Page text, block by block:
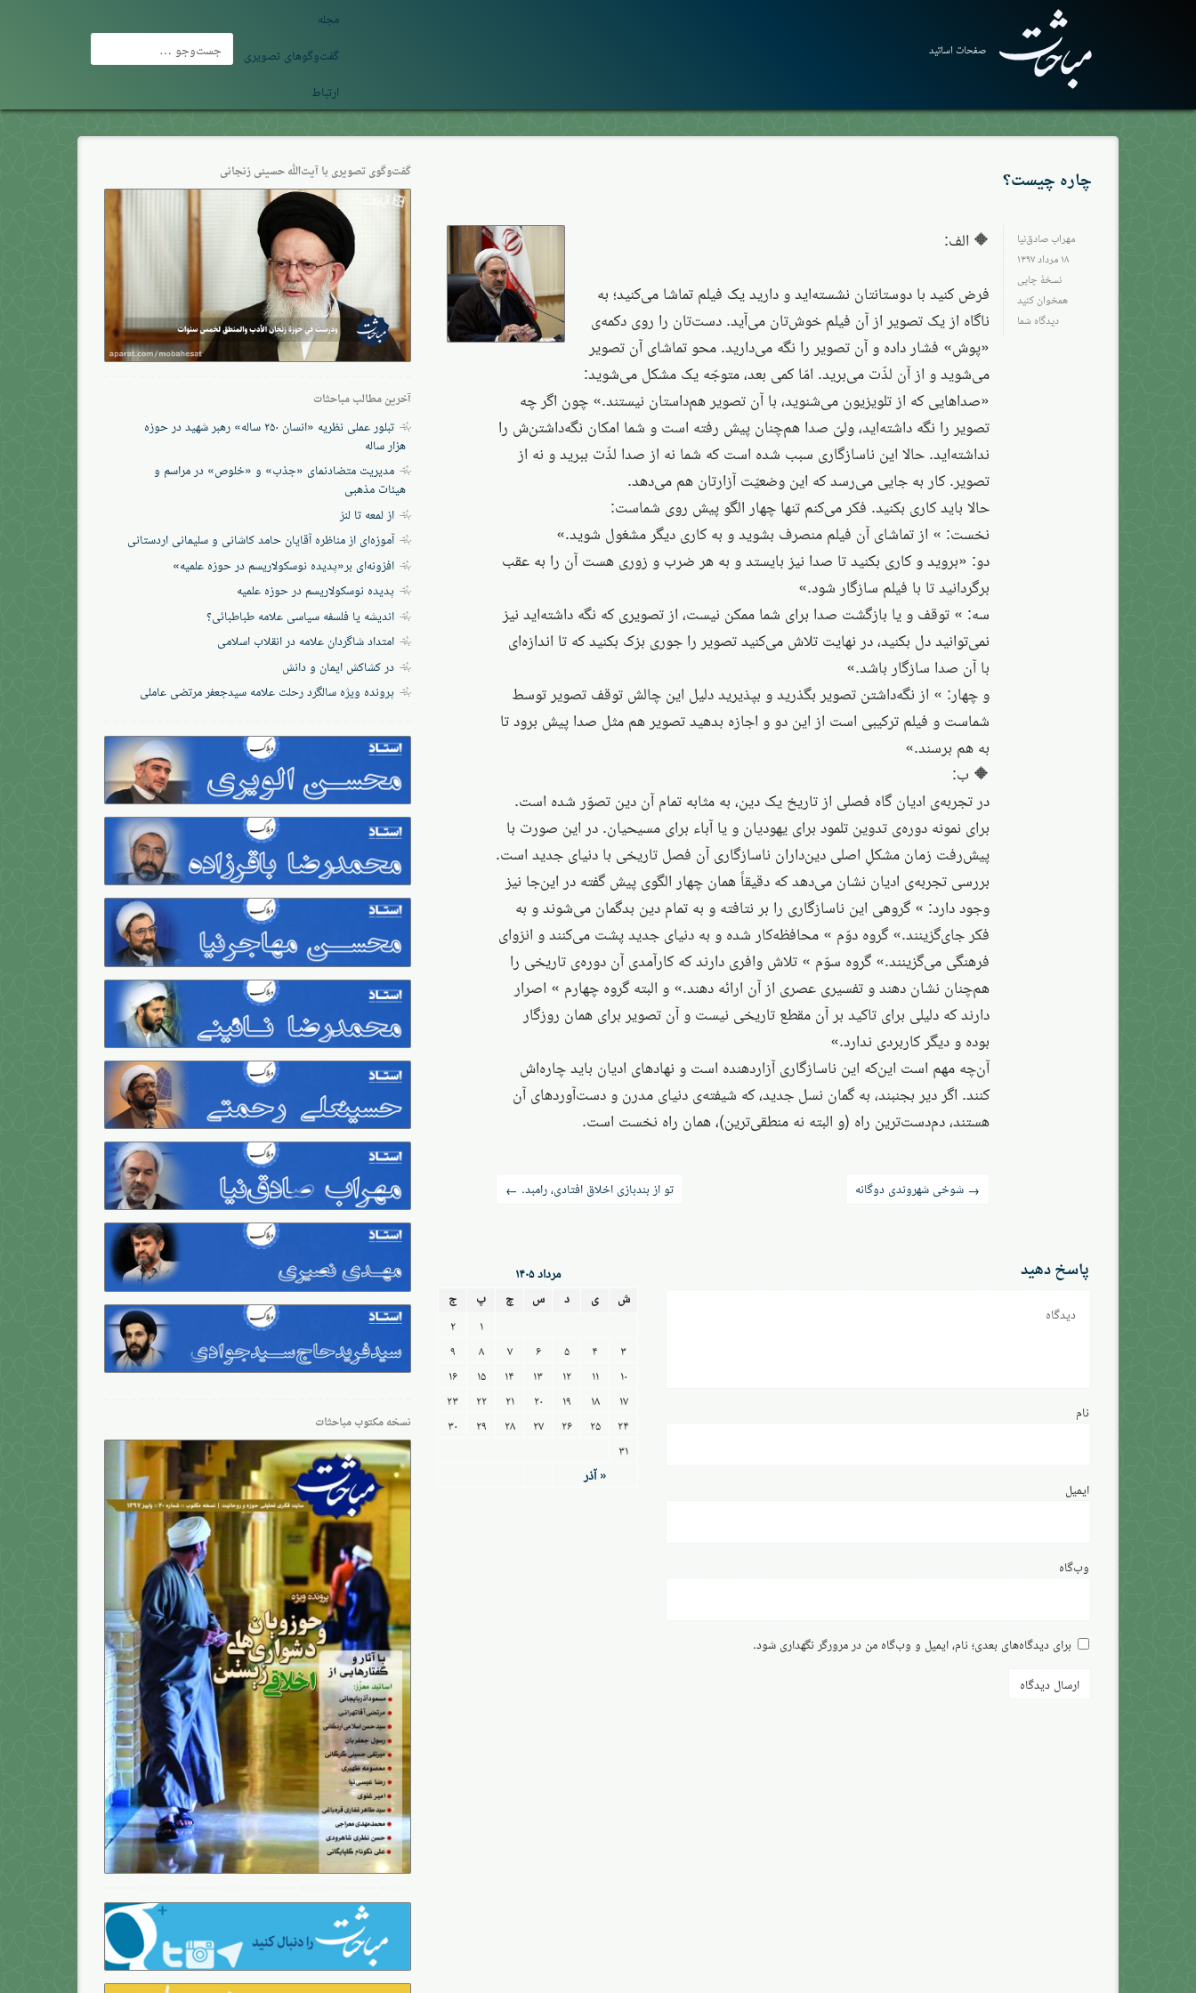
صفحات اساتید
برای:
مجله
گفت‌وگوهای تصویری
ارتباط
چاره چیست؟
مهراب صادق‌نیا
۱۸ مرداد ۱۳۹۷
نسخهٔ چاپی
همخوان کنید
دیدگاه شما
🔶 الف:
فرض کنید با دوستانتان نشسته‌اید و دارید یک فیلم تماشا می‌کنید؛ به
ناگاه از یک تصویر از آن فیلم خوش‌تان می‌آید. دست‌تان را روی دکمه‌ی
«پوش» فشار داده و آن تصویر را نگه می‌دارید. محو تماشای آن تصویر
می‌شوید و از آن لذّت می‌برید. امّا کمی بعد، متوجّه یک مشکل می‌شوید:
«صداهایی که از تلویزیون می‌شنوید، با آن تصویر هم‌داستان نیستند.» چون اگر چه
تصویر را نگه داشته‌اید، ولیّ صدا هم‌چنان پیش رفته است و شما امکان نگه‌داشتن‌ش را
نداشته‌اید. حالا این ناسازگاری سبب شده است که شما نه از صدا لذّت ببرید و نه از
تصویر. کار به جایی می‌رسد که این وضعیّت آزارتان هم می‌دهد.
حالا باید کاری بکنید. فکر می‌کنم تنها چهار الگو پیش روی شماست:
نخست: » از تماشای آن فیلم منصرف بشوید و به کاری دیگر مشغول شوید.»
دو: «بروید و کاری بکنید تا صدا نیز بایستد و به هر ضرب و زوری هست آن را به عقب
برگردانید تا با فیلم سازگار شود.»
سه: » توقف و یا بازگشت صدا برای شما ممکن نیست، از تصویری که نگه داشته‌اید نیز
نمی‌توانید دل بکنید، در نهایت تلاش می‌کنید تصویر را جوری بزک بکنید که تا اندازه‌ای
با آن صدا سازگار باشد.»
و چهار: » از نگه‌داشتن تصویر بگذرید و بپذیرید دلیل این چالش توقف تصویر توسط
شماست و فیلم ترکیبی است از این دو و اجازه بدهید تصویر هم مثل صدا پیش برود تا
به هم برسند.»
🔶 ب:
در تجربه‌ی ادیان گاه فصلی از تاریخ یک دین، به مثابه تمام آن دین تصوّر شده است.
برای نمونه دوره‌ی تدوین تلمود برای یهودیان و یا آباء برای مسیحیان. در این صورت با
پیش‌رفت زمان مشکلِ اصلی دین‌داران ناسازگاری آن فصل تاریخی با دنیای جدید است.
بررسی تجربه‌ی ادیان نشان می‌دهد که دقیقاً همان چهار الگوی پیش گفته در این‌جا نیز
وجود دارد: » گروهی این ناسازگاری را بر نتافته و به تمام دین بدگمان می‌شوند و به
فکر جای‌گزینند.» گروه دوّم » محافظه‌کار شده و به دنیای جدید پشت می‌کنند و انزوای
فرهنگی می‌گزینند.» گروه سوّم » تلاش وافری دارند که کارآمدی آن دوره‌ی تاریخی را
هم‌چنان نشان دهند و تفسیری عصری از آن ارائه دهند.» و البته گروه چهارم » اصرار
دارند که دلیلی برای تاکید بر آن مقطع تاریخی نیست و آن تصویر برای همان روزگار
بوده و دیگر کاربردی ندارد.»
آن‌چه مهم است این‌که این ناسازگاری آزار‌دهنده است و نهادهای ادیان باید چاره‌اش
کنند. اگر دیر بجنبند، به گمان نسل جدید، که شیفته‌ی دنیای مدرن و دست‌آوردهای آن
هستند، دم‌دست‌ترین راه (و البته نه منطقی‌ترین)، همان راه نخست است.
راه‌بری
→ شوخی شهروندی دوگانه تو از بندبازی اخلاق افتادی، رامبد. ←
پاسخ دهید
نام
ایمیل
وب‌گاه
برای دیدگاه‌های بعدی؛ نام، ایمیل و وب‌گاه من در مرورگر نگهداری شود.
مرداد ۱۴۰۵
ش
ی د س چ پ
ج
۱
۲
۳
۴ ۵ ۶ ۷ ۸
۹
۱۰
۱۱ ۱۲ ۱۳ ۱۴ ۱۵
۱۶
۱۷
۱۸ ۱۹ ۲۰ ۲۱ ۲۲
۲۳
۲۴
۲۵ ۲۶ ۲۷ ۲۸ ۲۹
۳۰
۳۱
« آذر
گفت‌وگو‌ی تصویری با آیت‌الله حسینی زنجانی
آخرین مطالب مباحثات
تبلور عملی نظریه «انسان ۲۵۰ ساله» رهبر شهید در حوزه
هزار ساله
مدیریت متضادنمای «جذب» و «خلوص» در مراسم و
هیئات مذهبی
از لمعه تا لنز
آموزه‌ای از مناظره آقایان حامد کاشانی و سلیمانی اردستانی
افزونه‌ای بر«پدیده نوسکولاریسم در حوزه‌ علمیه»
پدیده نوسکولاریسم در حوزه علمیه
اندیشه یا فلسفه سیاسی علامه طباطبائی؟
امتداد شاگردان علامه در انقلاب اسلامی
در کشاکش ایمان و دانش
پرونده‌ ویژه سالگرد رحلت علامه سیدجعفر مرتضی عاملی
نسخه مکتوب مباحثات